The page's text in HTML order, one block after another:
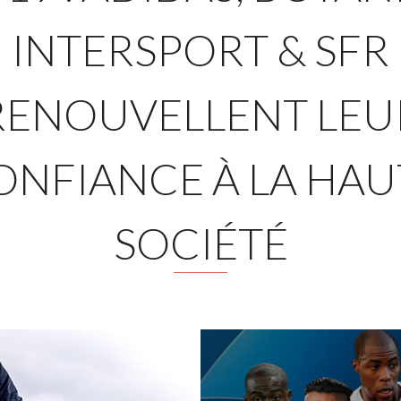
INTERSPORT & SFR
À LA
SOCIÉTÉ